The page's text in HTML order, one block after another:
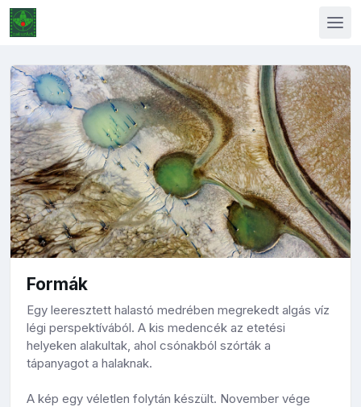
Formák
Egy leeresztett halastó medrében megrekedt algás víz
légi perspektívából. A kis medencék az etetési
helyeken alakultak, ahol csónakból szórták a
tápanyagot a halaknak.
A kép egy véletlen folytán készült. November vége